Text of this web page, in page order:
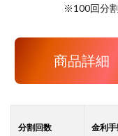
※100回分
商品詳細